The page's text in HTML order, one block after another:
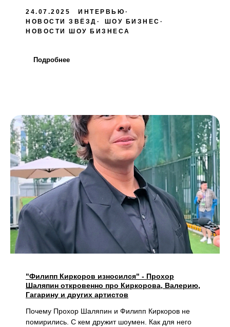
24.07.2025
ИНТЕРВЬЮ
НОВОСТИ ЗВЁЗД
ШОУ БИЗНЕС
НОВОСТИ ШОУ БИЗНЕСА
Подробнее
"Филипп Киркоров износился" - Прохор
Шаляпин откровенно про Киркорова, Валерию,
Гагарину и других артистов
Почему Прохор Шаляпин и Филипп Киркоров не
помирились. С кем дружит шоумен. Как для него